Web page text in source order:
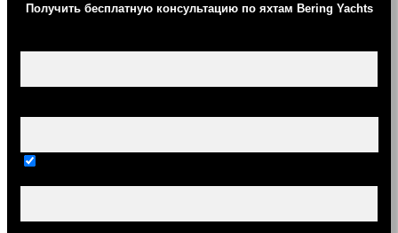
Получить бесплатную консультацию по яхтам Bering Yachts